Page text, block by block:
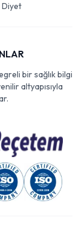
Diyet
bir sağlık bilgi
altyapısıyla